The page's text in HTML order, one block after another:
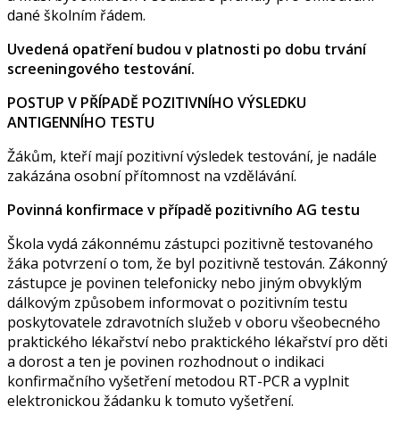
dané školním řádem.
Uvedená opatření budou v platnosti po dobu trvání
screeningového testování.
POSTUP V PŘÍPADĚ POZITIVNÍHO VÝSLEDKU
ANTIGENNÍHO TESTU
Žákům, kteří mají pozitivní výsledek testování, je nadále
zakázána osobní přítomnost na vzdělávání.
Povinná konfirmace v případě pozitivního AG testu
Škola vydá zákonnému zástupci pozitivně testovaného
žáka potvrzení o tom, že byl pozitivně testován. Zákonný
zástupce je povinen telefonicky nebo jiným obvyklým
dálkovým způsobem informovat o pozitivním testu
poskytovatele zdravotních služeb v oboru všeobecného
praktického lékařství nebo praktického lékařství pro děti
a dorost a ten je povinen rozhodnout o indikaci
konfirmačního vyšetření metodou RT-PCR a vyplnit
elektronickou žádanku k tomuto vyšetření.